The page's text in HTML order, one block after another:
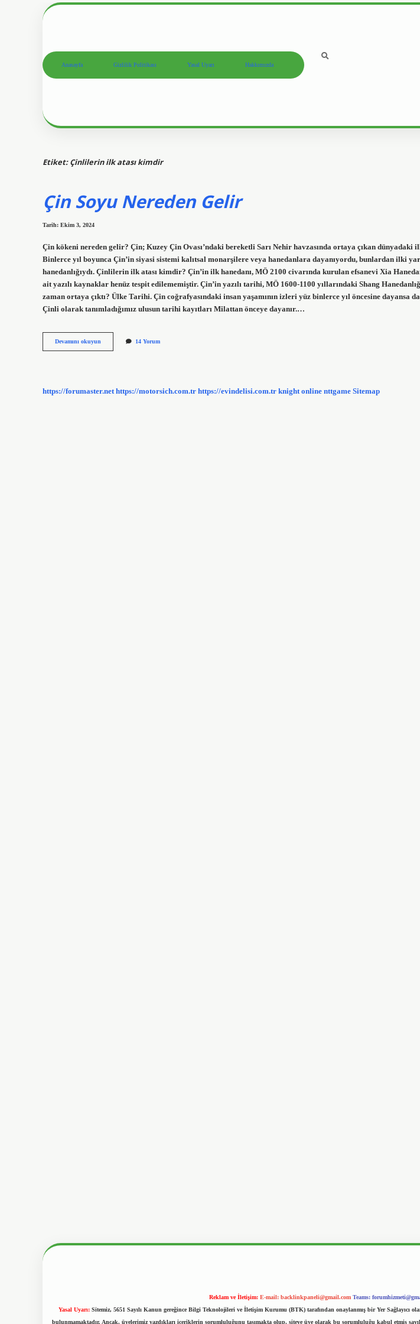
Anasayfa Gizlilik Politikası Yasal Uyarı Hakkımızda
Etiket:Çinlilerin ilk atası kimdir
Çin Soyu Nereden Gelir
Tarih: Ekim 3, 2024
Çin kökeni nereden gelir? Çin; Kuzey Çin Ovası’ndaki bereketli Sarı Nehir havzasında ortaya çıkan
Binlerce yıl boyunca Çin’in siyasi sistemi kalıtsal monarşilere veya hanedanlara dayanıyordu, bunlardan ilki
hanedanlığıydı. Çinlilerin ilk atası kimdir? Çin’in ilk hanedanı, MÖ 2100 civarında kurulan efsanevi Xia
ait yazılı kaynaklar henüz tespit edilememiştir. Çin’in yazılı tarihi, MÖ 1600-1100 yıllarındaki Shang
zaman ortaya çıktı? Ülke Tarihi. Çin coğrafyasındaki insan yaşamının izleri yüz binlerce yıl öncesine dayansa
Çinli olarak tanımladığımız ulusun tarihi kayıtları Milattan önceye dayanır.…
Devamını okuyun
Soyu
14 Yorum
https://forumaster.net https://motorsich.com.tr https://evindelisi.com.tr knight online nttgame Sitemap
Reklam ve İletişim: E-mail: backlinkpaneli@gmail.com Teams:
Yasal Uyarı: Sitemiz, 5651 Sayılı Kanun gereğince Bilgi Teknolojileri ve İletişim Kurumu (BTK) tarafından onaylanmış bir Yer
bulunmamaktadır. Ancak, üyelerimiz yazdıkları içeriklerin sorumluluğunu taşımakta olup, siteye üye olarak bu sorumluluğu kabul etmiş